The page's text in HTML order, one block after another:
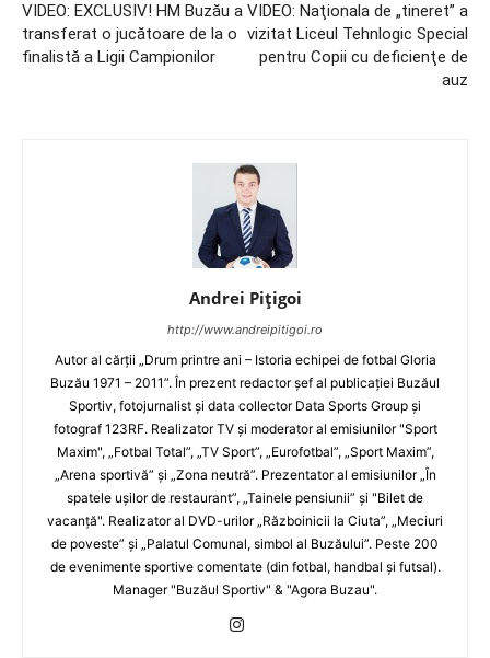
VIDEO: EXCLUSIV! HM Buzău a
transferat o jucătoare de la o
finalistă a Ligii Campionilor
VIDEO: Naţionala de „tineret” a
vizitat Liceul Tehnlogic Special
pentru Copii cu deficienţe de
auz
Andrei Pițigoi
http://www.andreipitigoi.ro
Autor al cărţii „Drum printre ani – Istoria echipei de fotbal Gloria
Buzău 1971 – 2011”. În prezent redactor şef al publicaţiei Buzăul
Sportiv, fotojurnalist şi data collector Data Sports Group şi
fotograf 123RF. Realizator TV şi moderator al emisiunilor "Sport
Maxim", „Fotbal Total”, „TV Sport”, „Eurofotbal”, „Sport Maxim”,
„Arena sportivă” şi „Zona neutră”. Prezentator al emisiunilor „În
spatele uşilor de restaurant”, „Tainele pensiunii” şi "Bilet de
vacanţă". Realizator al DVD-urilor „Războinicii la Ciuta”, „Meciuri
de poveste” şi „Palatul Comunal, simbol al Buzăului”. Peste 200
de evenimente sportive comentate (din fotbal, handbal şi futsal).
Manager "Buzăul Sportiv" & "Agora Buzau".